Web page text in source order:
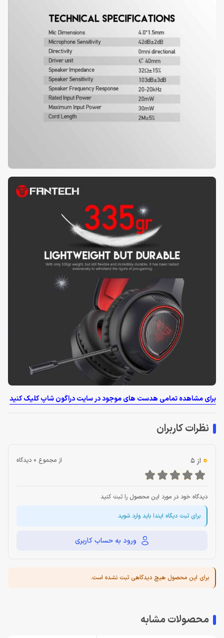
برای مشاهده تمامی هدست های موجود در سایت دراگون شاپ کلیک کنید
نظرات کاربران
0 از 5 از مجموع 0 دیدگاه
دیدگاه خود در مورد این محصول را ثبت کنید
برای ثبت دیگاه ایندا باید وارد شوید
ورود به حساب کاربری
برای این محصول هیچ دیدگاهی ثبت نشده است.
محصولات مشابه